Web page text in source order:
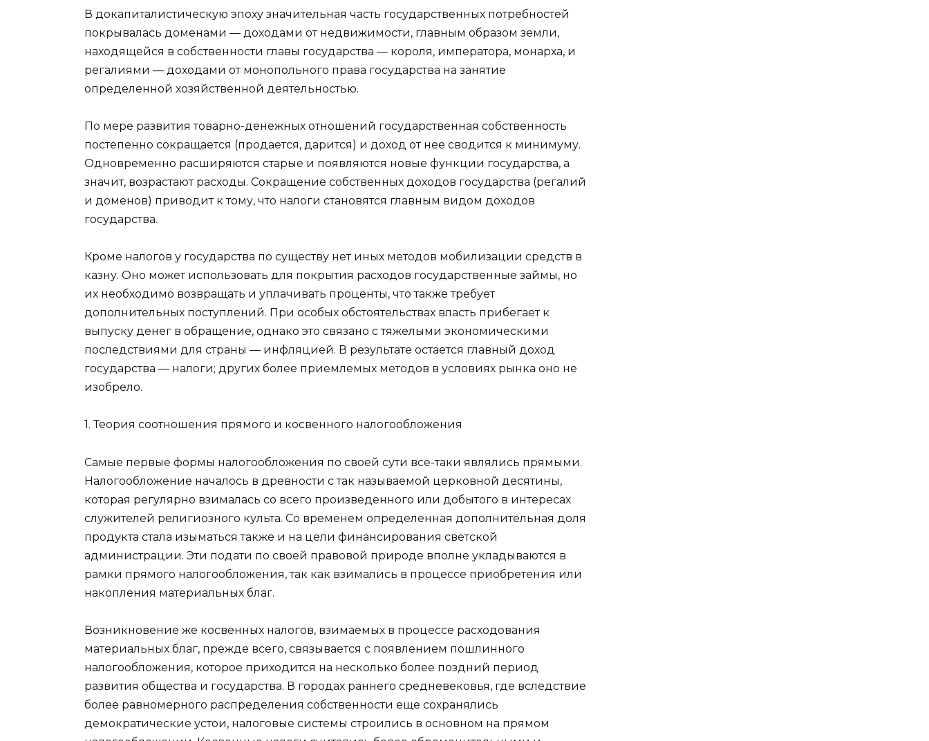
В докапиталистическую эпоху значительная часть государственных потребностей
покрывалась доменами — доходами от недвижимости, главным образом земли,
находящейся в собственности главы государства — короля, императора, монарха, и
регалиями — доходами от монопольного права государства на занятие
определенной хозяйственной деятельностью.
По мере развития товарно-денежных отношений государственная собственность
постепенно сокращается (продается, дарится) и доход от нее сводится к минимуму.
Одновременно расширяются старые и появляются новые функции государства, а
значит, возрастают расходы. Сокращение собственных доходов государства (регалий
и доменов) приводит к тому, что налоги становятся главным видом доходов
государства.
Кроме налогов у государства по существу нет иных методов мобилизации средств в
казну. Оно может использовать для покрытия расходов государственные займы, но
их необходимо возвращать и уплачивать проценты, что также требует
дополнительных поступлений. При особых обстоятельствах власть прибегает к
выпуску денег в обращение, однако это связано с тяжелыми экономическими
последствиями для страны — инфляцией. В результате остается главный доход
государства — налоги; других более приемлемых методов в условиях рынка оно не
изобрело.
1. Теория соотношения прямого и косвенного налогообложения
Самые первые формы налогообложения по своей сути все-таки являлись прямыми.
Налогообложение началось в древности с так называемой церковной десятины,
которая регулярно взималась со всего произведенного или добытого в интересах
служителей религиозного культа. Со временем определенная дополнительная доля
продукта стала изыматься также и на цели финансирования светской
администрации. Эти подати по своей правовой природе вполне укладываются в
рамки прямого налогообложения, так как взимались в процессе приобретения или
накопления материальных благ.
Возникновение же косвенных налогов, взимаемых в процессе расходования
материальных благ, прежде всего, связывается с появлением пошлинного
налогообложения, которое приходится на несколько более поздний период
развития общества и государства. В городах раннего средневековья, где вследствие
более равномерного распределения собственности еще сохранялись
демократические устои, налоговые системы строились в основном на прямом